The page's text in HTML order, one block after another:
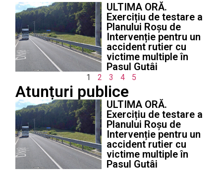
ULTIMA ORĂ.
Exercițiu de testare a
Planului Roșu de
Intervenție pentru un
accident rutier cu
victime multiple în
Pasul Gutâi
1 2 3 4 5
Atunțuri publice
ULTIMA ORĂ.
Exercițiu de testare a
Planului Roșu de
Intervenție pentru un
accident rutier cu
victime multiple în
Pasul Gutâi